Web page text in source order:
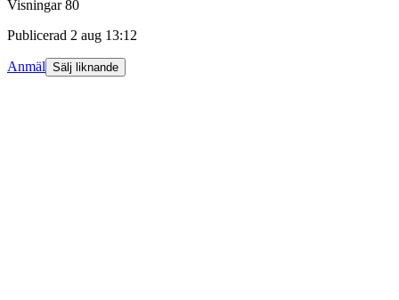
Visningar 80
Publicerad 2 aug 13:12
Anmäl Sälj liknande